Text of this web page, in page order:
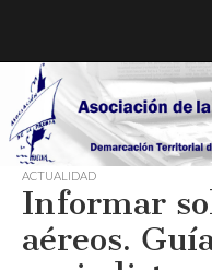
de la
ACTUALIDAD
Informar
aéreos.